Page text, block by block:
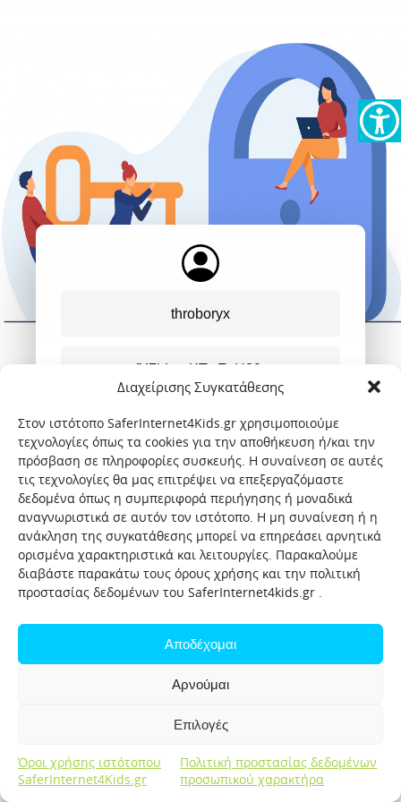
Διαχείρισης Συγκατάθεσης
Στον ιστότοπο SaferInternet4Kids.gr χρησιμοποιούμε
τεχνολογίες όπως τα cookies για την αποθήκευση ή/και την
πρόσβαση σε πληροφορίες συσκευής. Η συναίνεση σε αυτές
τις τεχνολογίες θα μας επιτρέψει να επεξεργαζόμαστε
δεδομένα όπως η συμπεριφορά περιήγησης ή μοναδικά
αναγνωριστικά σε αυτόν τον ιστότοπο. Η μη συναίνεση ή η
ανάκληση της συγκατάθεσης μπορεί να επηρεάσει αρνητικά
ορισμένα χαρακτηριστικά και λειτουργίες. Παρακαλούμε
διαβάστε παρακάτω τους όρους χρήσης και την πολιτική
προστασίας δεδομένων του SaferInternet4kids.gr .
Αποδέχομαι
Αρνούμαι
Επιλογές
Όροι χρήσης ιστότοπου
SaferInternet4Kids.gr
Πολιτική προστασίας δεδομένων
προσωπικού χαρακτήρα